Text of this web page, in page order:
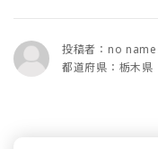
投稿者：no
都道府県：栃木県